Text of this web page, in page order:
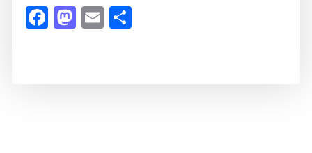
Facebook
Mastodon
Email